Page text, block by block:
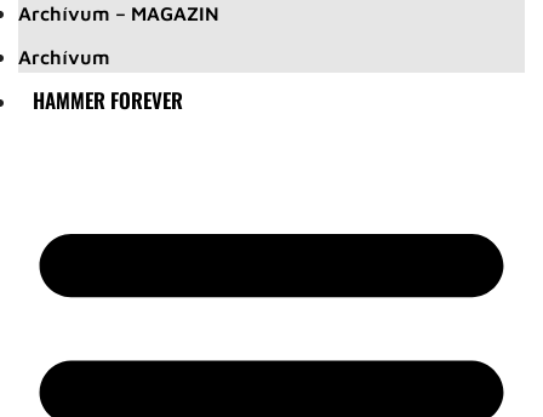
Archívum – MAGAZIN
Archívum
HAMMER FOREVER